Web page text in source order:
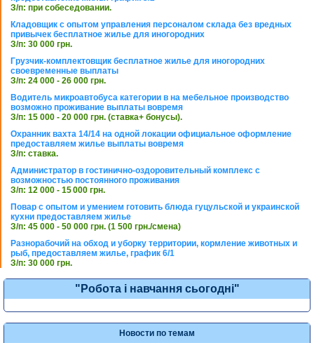
З/п: при собеседовании.
Кладовщик с опытом управления персоналом склада без вредных
привычек бесплатное жилье для иногородних
З/п: 30 000 грн.
Грузчик-комплектовщик бесплатное жилье для иногородних
своевременные выплаты
З/п: 24 000 - 26 000 грн.
Водитель микроавтобуса категории в на мебельное производство
возможно проживание выплаты вовремя
З/п: 15 000 - 20 000 грн. (ставка+ бонусы).
Охранник вахта 14/14 на одной локации официальное оформление
предоставляем жилье выплаты вовремя
З/п: ставка.
Администратор в гостинично-оздоровительный комплекс с
возможностью постоянного проживания
З/п: 12 000 - 15 000 грн.
Повар с опытом и умением готовить блюда гуцульской и украинской
кухни предоставляем жилье
З/п: 45 000 - 50 000 грн. (1 500 грн./смена)
Разнорабочий на обход и уборку территории, кормление животных и
рыб, предоставляем жилье, график 6/1
З/п: 30 000 грн.
"Робота і навчання сьогодні"
Новости по темам